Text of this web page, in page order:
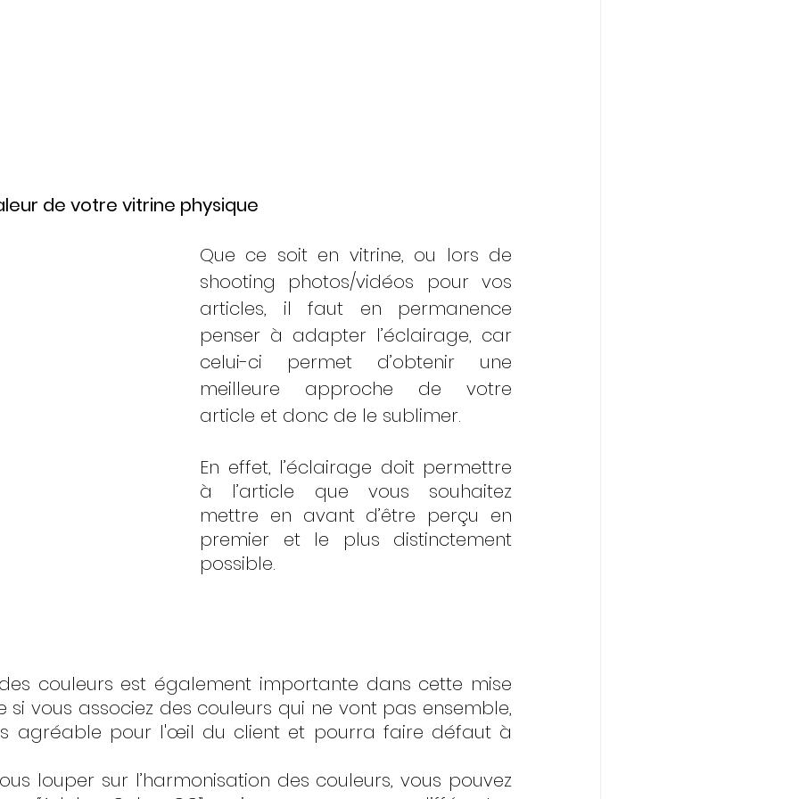
de votre vitrine physique
Que ce soit en vitrine, ou lors de
shooting photos/vidéos pour vos
articles, il faut en permanence
penser à adapter l’éclairage, car
celui-ci permet d’obtenir une
meilleure approche de votre
article et donc de le sublimer.
En effet, l’éclairage doit permettre
à l’article que vous souhaitez
mettre en avant d’être perçu en
premier et le plus distinctement
possible.
des couleurs est également importante dans cette mise
si vous associez des couleurs qui ne vont pas ensemble,
agréable pour l'œil du client et pourra faire défaut à
louper sur l’harmonisation des couleurs, vous pouvez